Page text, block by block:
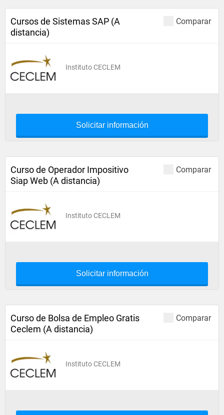
Comparar
Cursos de Sistemas SAP (A
distancia)
Instituto CECLEM
Solicitar información
Comparar
Curso de Operador Impositivo
Siap Web (A distancia)
Instituto CECLEM
Solicitar información
Comparar
Curso de Bolsa de Empleo Gratis
Ceclem (A distancia)
Instituto CECLEM